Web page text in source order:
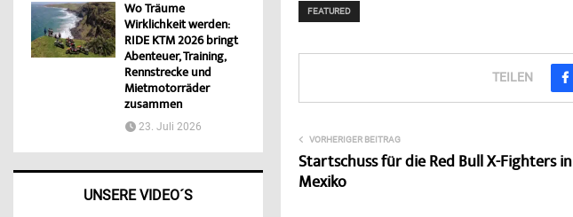
FEATURED
TEILEN
VORHERIGER BEITRAG
Startschuss für die Red Bull X-Fighters in
Mexiko
Wo Träume
Wirklichkeit werden:
RIDE KTM 2026 bringt
Abenteuer, Training,
Rennstrecke und
Mietmotorräder
zusammen
23. Juli 2026
UNSERE VIDEO´S